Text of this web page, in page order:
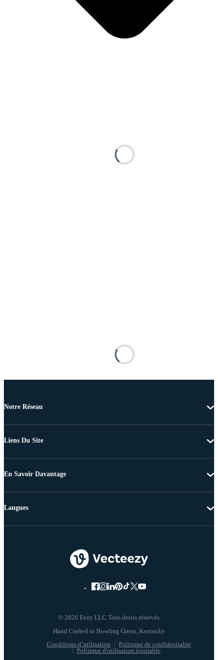
Notre Réseau
Liens Du Site
En Savoir Davantage
© 2026 Eezy LLC Tous droits réservés
Conditions d’utilisation
Politique de confidentialité
Politique d'utilisation équitable
Langues